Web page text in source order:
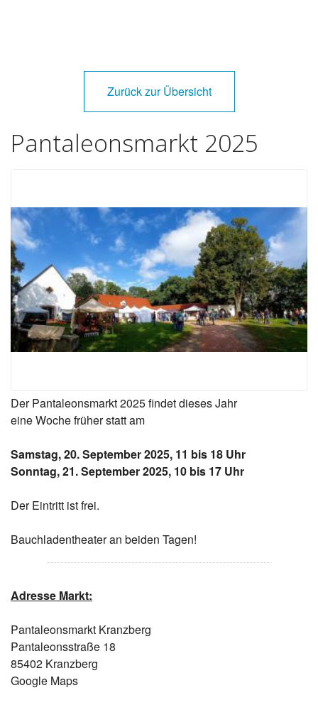
Zurück zur Übersicht
Pantaleonsmarkt 2025
Der Pantaleonsmarkt 2025 findet dieses Jahr
eine Woche früher statt am
Samstag, 20. September 2025, 11 bis 18 Uhr
Sonntag, 21. September 2025, 10 bis 17 Uhr
Der Eintritt ist frei.
Bauchladentheater an beiden Tagen!
Adresse Markt:
Pantaleonsmarkt Kranzberg
Pantaleonsstraße 18
85402 Kranzberg
Google Maps